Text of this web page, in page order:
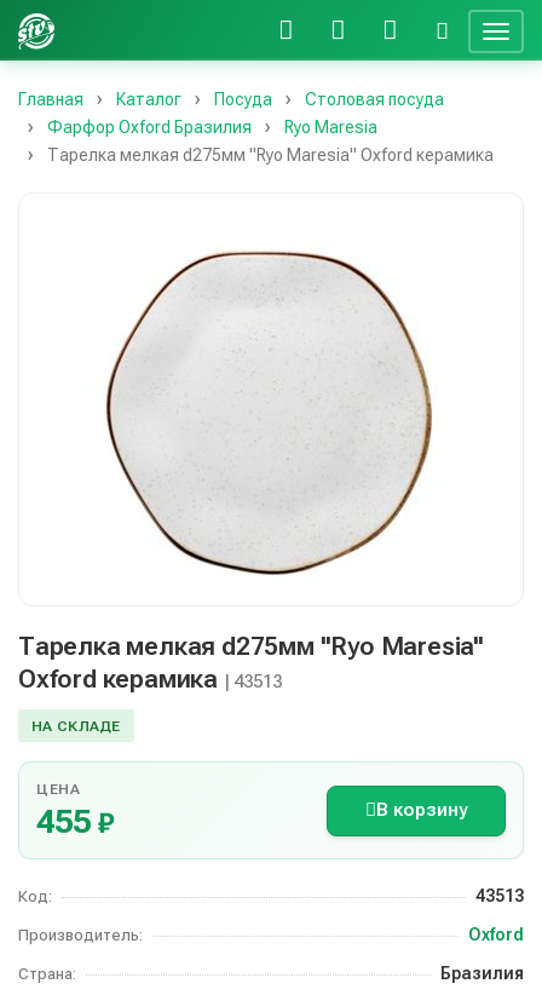
Главная Каталог Посуда
Столовая посуда
Фарфор Oxford Бразилия
Ryo Maresia
Тарелка мелкая d275мм "Ryo Maresia" Oxford керамика
Тарелка мелкая d275мм "Ryo Maresia"
Oxford керамика | 43513
НА СКЛАДЕ
ЦЕНА
455 ₽ В корзину
Код: 43513
Производитель: Oxford
Страна: Бразилия